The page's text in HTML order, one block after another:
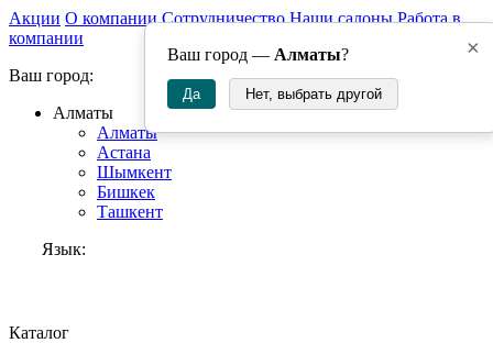
×
Ваш город — Алматы?
Да Нет, выбрать другой
Акции О компании Сотрудничество Наши салоны Работа в
компании
Ваш город:
Алматы
Алматы
Астана
Шымкент
Бишкек
Ташкент
Язык:
Каталог